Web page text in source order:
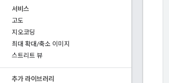
서비스
고도
지오코딩
최대 확대/축소 이미지
스트리트 뷰
추가 라이브러리